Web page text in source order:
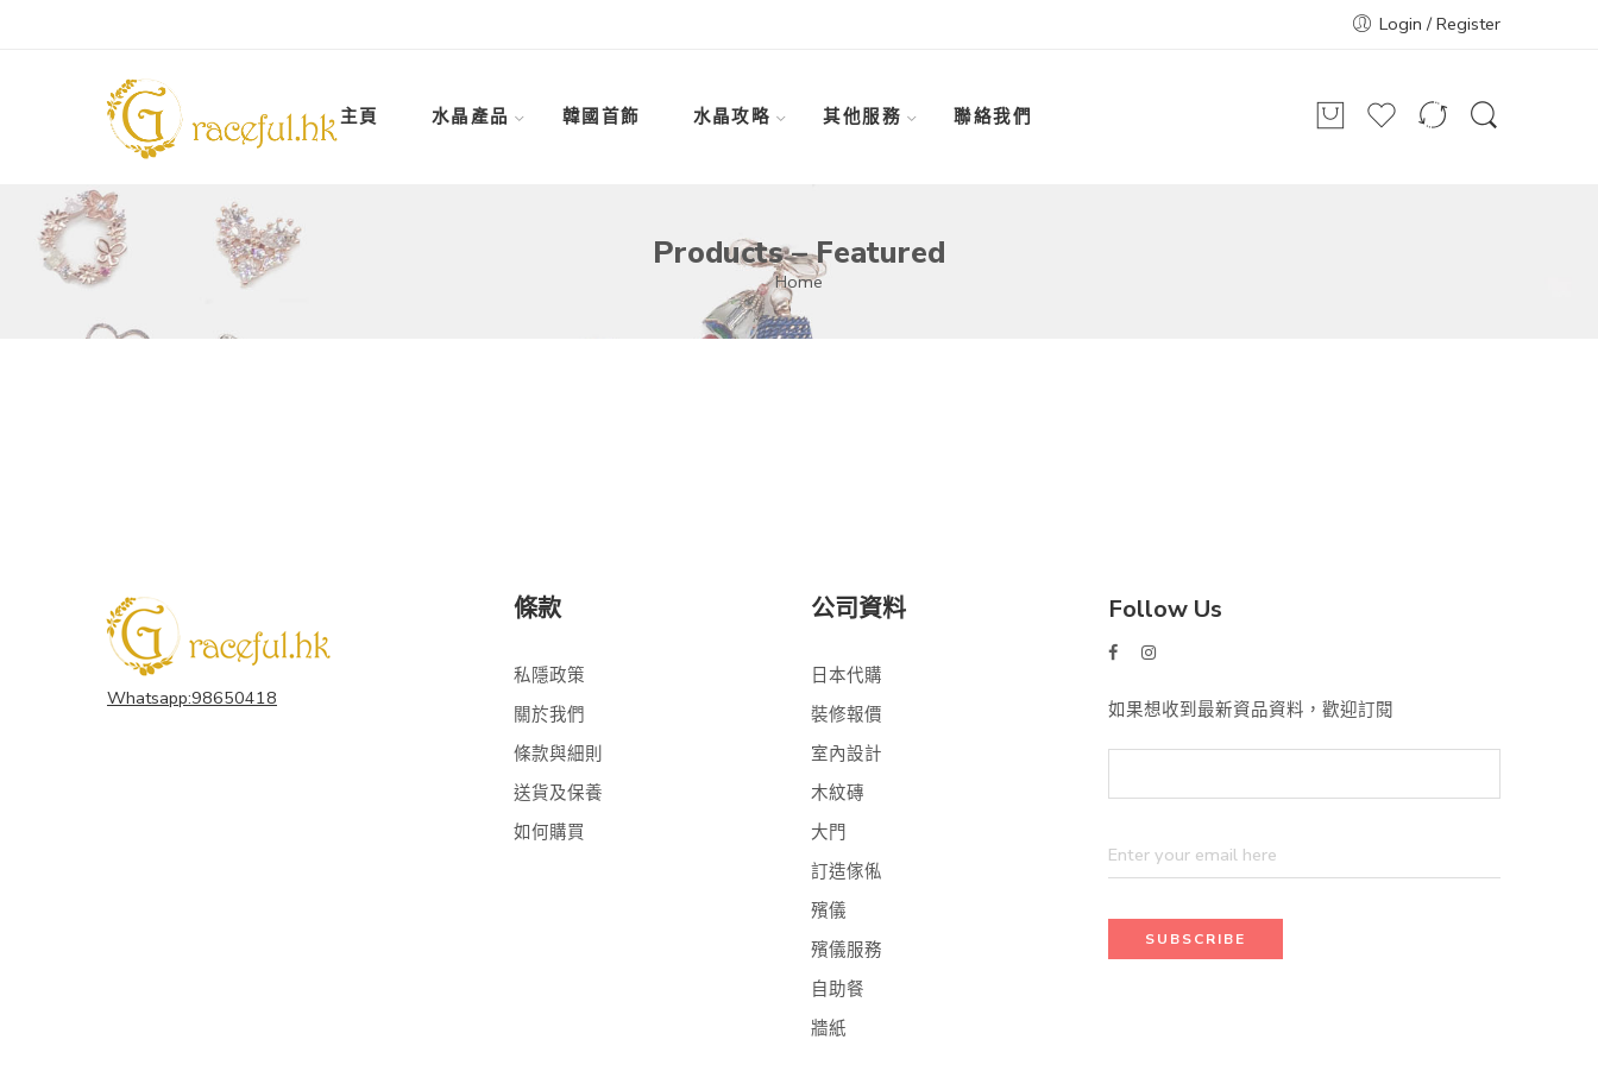
Login / Register
主頁 水晶產品 韓國首飾 水晶攻略 其他服務 聯絡我們
Products – Featured
Home
Whatsapp:98650418
條款
私隱政策
關於我們
條款與細則
送貨及保養
如何購買
公司資料
日本代購
裝修報價
室內設計
木紋磚
大門
訂造傢俬
殯儀
殯儀服務
自助餐
牆紙
Follow Us
如果想收到最新資品資料，歡迎訂閱